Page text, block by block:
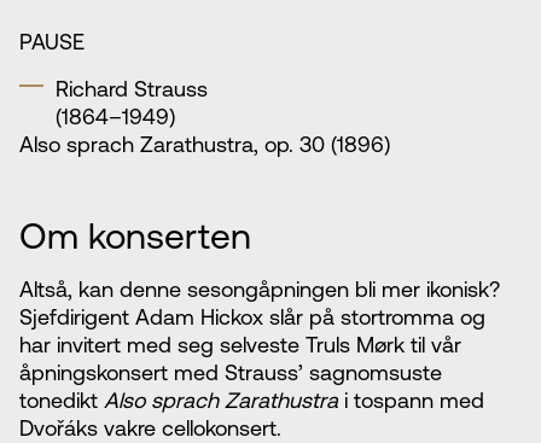
PAUSE
Richard Strauss
(1864–1949)
Also sprach Zarathustra, op. 30 (1896)
Om konserten
Altså, kan denne sesongåpningen bli mer ikonisk?
Sjefdirigent Adam Hickox slår på stortromma og
har invitert med seg selveste Truls Mørk til vår
åpningskonsert med Strauss’ sagnomsuste
tonedikt Also sprach Zarathustra i tospann med
Dvořáks vakre cellokonsert.